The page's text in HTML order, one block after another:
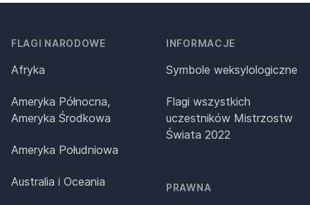
FLAGI NARODOWE
Afryka
Ameryka Północna,
Ameryka Środkowa
Ameryka Południowa
Australia i Oceania
INFORMACJE
Symbole weksylologiczne
Flagi wszystkich
uczestników Mistrzostw
Świata 2022
PRAWNA